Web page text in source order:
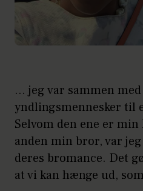
... jeg var sammen
yndlingsmennesker til
Selvom den ene er
anden min bror, var
deres bromance. Det
at vi kan hænge ud,